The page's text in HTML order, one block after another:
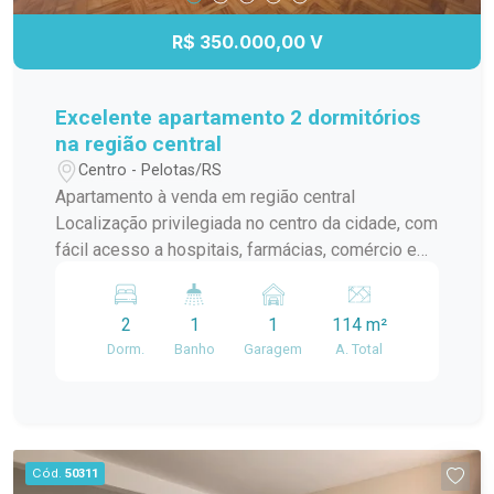
R$ 350.000,00 V
Excelente apartamento 2 dormitórios
na região central
Centro - Pelotas/RS
Apartamento à venda em região central
Localização privilegiada no centro da cidade, com
fácil acesso a hospitais, farmácias, comércio e
para seu conforto e bem-estar. Banheiro social
mobiliado, com acabamentos de qualidade.
Cozinha com móveis sob medida. Espaço de
2
Dorm.
1
Banho
1
Garagem
114 m²
A. Total
Cód. 50311